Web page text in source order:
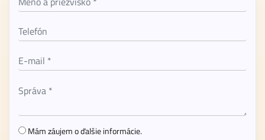
Mám záujem o ďalšie informácie.